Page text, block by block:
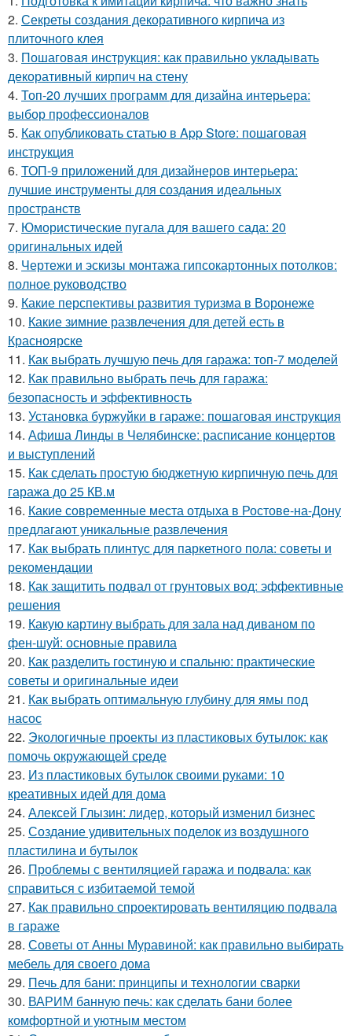
2. Секреты создания декоративного кирпича из
плиточного клея
3. Пошаговая инструкция: как правильно укладывать
декоративный кирпич на стену
4. Топ-20 лучших программ для дизайна интерьера:
выбор профессионалов
5. Как опубликовать статью в App Store: пошаговая
инструкция
6. ТОП-9 приложений для дизайнеров интерьера:
лучшие инструменты для создания идеальных
пространств
7. Юмористические пугала для вашего сада: 20
оригинальных идей
8. Чертежи и эскизы монтажа гипсокартонных потолков:
полное руководство
9. Какие перспективы развития туризма в Воронеже
10. Какие зимние развлечения для детей есть в
Красноярске
11. Как выбрать лучшую печь для гаража: топ-7 моделей
12. Как правильно выбрать печь для гаража:
безопасность и эффективность
13. Установка буржуйки в гараже: пошаговая инструкция
14. Афиша Линды в Челябинске: расписание концертов
и выступлений
15. Как сделать простую бюджетную кирпичную печь для
гаража до 25 КВ.м
16. Какие современные места отдыха в Ростове-на-Дону
предлагают уникальные развлечения
17. Как выбрать плинтус для паркетного пола: советы и
рекомендации
18. Как защитить подвал от грунтовых вод: эффективные
решения
19. Какую картину выбрать для зала над диваном по
фен-шуй: основные правила
20. Как разделить гостиную и спальню: практические
советы и оригинальные идеи
21. Как выбрать оптимальную глубину для ямы под
насос
22. Экологичные проекты из пластиковых бутылок: как
помочь окружающей среде
23. Из пластиковых бутылок своими руками: 10
креативных идей для дома
24. Алексей Глызин: лидер, который изменил бизнес
25. Создание удивительных поделок из воздушного
пластилина и бутылок
26. Проблемы с вентиляцией гаража и подвала: как
справиться с избитаемой темой
27. Как правильно спроектировать вентиляцию подвала
в гараже
28. Советы от Анны Муравиной: как правильно выбирать
мебель для своего дома
29. Печь для бани: принципы и технологии сварки
30. ВАРИМ банную печь: как сделать бани более
комфортной и уютным местом